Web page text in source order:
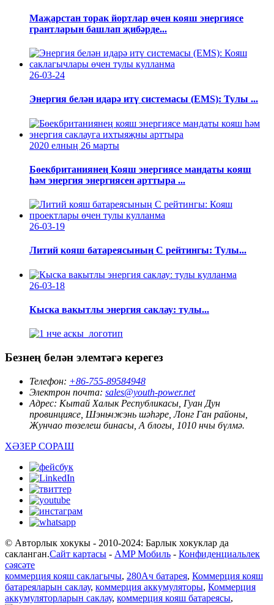
Маҗарстан торак йортлар өчен кояш энергиясе
грантларын башлап җибәрде...
26-03-24
Энергия белән идарә итү системасы (EMS): Тулы ...
2020 елның 26 ​​марты
Бөекбританиянең Кояш энергиясе мандаты кояш
һәм энергия энергиясен арттыра ...
26-03-19
Литий кояш батареясының C рейтингы: Тулы...
26-03-18
Кыска вакытлы энергия саклау: тулы...
Безнең белән элемтәгә керегез
Телефон: +86-755-89584948
Электрон почта: sales@youth-power.net
Адрес: Кытай Халык Республикасы, Гуан Дун
провинциясе, Шэньчжэнь шәһәре, Лонг Ган районы,
Жунчао төзелеш бинасы, А блогы, 1010 нчы бүлмә.
ХӘЗЕР СОРАШ
© Авторлык хокукы - 2010-2024: Барлык хокуклар да
сакланган.Сайт картасы - AMP Мобиль - Конфиденциальлек
сәясәте
коммерция кояш саклагычы, 280Ач батарея, Коммерция кояш
батареяларын саклау, коммерция аккумуляторы, Коммерция
аккумуляторларын саклау, коммерция кояш батареясы,